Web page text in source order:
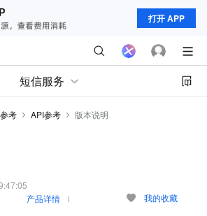
打开 APP
短信服务
考 API参考 版本说明
产品详情 我的收藏